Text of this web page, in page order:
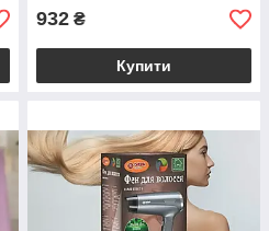
932 ₴
Купити